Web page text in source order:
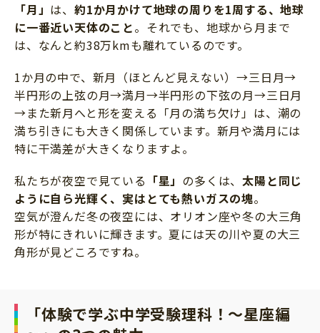
「月」 は、約1か月かけて地球の周りを1周する、地球
に一番近い天体のこと。それでも、地球から月まで
は、なんと約38万kmも離れているのです。
1か月の中で、新月（ほとんど見えない）→三日月→
半円形の上弦の月→満月→半円形の下弦の月→三日月
→また新月へと形を変える「月の満ち欠け」は、潮の
満ち引きにも大きく関係しています。新月や満月には
特に干満差が大きくなりますよ。
私たちが夜空で見ている 「星」 の多くは、太陽と同じ
ように自ら光輝く、実はとても熱いガスの塊。
空気が澄んだ冬の夜空には、オリオン座や冬の大三角
形が特にきれいに輝きます。夏には天の川や夏の大三
角形が見どころですね。
「体験で学ぶ中学受験理科！～星座編